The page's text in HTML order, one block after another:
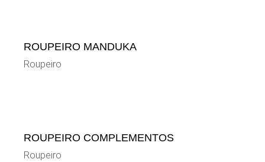
ROUPEIRO MANDUKA
Roupeiro
ROUPEIRO COMPLEMENTOS
Roupeiro